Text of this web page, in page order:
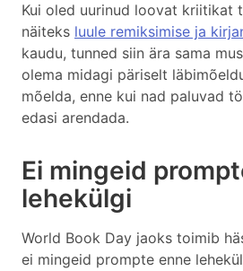
Kui oled uurinud loovat kriitikat
näiteks luule remiksimise ja
kaudu, tunned siin ära sama
olema midagi päriselt
mõelda, enne kui nad paluvad
edasi arendada.
Ei mingeid
lehekülgi
World Book Day jaoks toimib
ei mingeid prompte enne